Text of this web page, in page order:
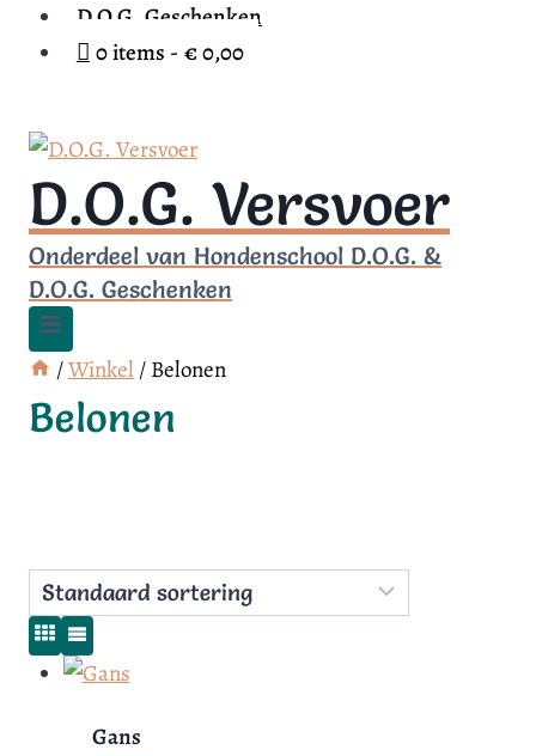
D.O.G. Geschenken
0 items
€ 0,00
D.O.G. Versvoer
Onderdeel van Hondenschool D.O.G. &
D.O.G. Geschenken
/Winkel/Belonen
Belonen
Gans